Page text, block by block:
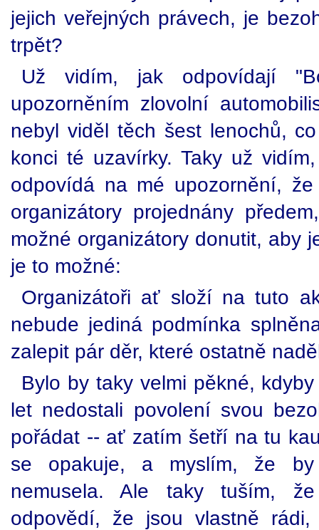
jejich veřejných právech, je
trpět?
Už vidím, jak odpovídají
upozorněním zlovolní
nebyl viděl těch šest lenochů,
konci té uzavírky. Taky už
odpovídá na mé upozornění,
organizátory projednány
možné organizátory donutit, aby
je to možné:
Organizátoři ať složí na tuto
nebude jediná podmínka
zalepit pár děr, které ostatně
Bylo by taky velmi pěkné,
let nedostali povolení svou
pořádat -- ať zatím šetří na tu
se opakuje, a myslím, že
nemusela. Ale taky tuším,
odpovědí, že jsou vlastně